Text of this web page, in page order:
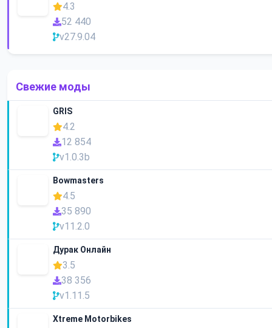
4.3
52 440
v27.9.04
Свежие моды
GRIS
4.2
12 854
v1.0.3b
Bowmasters
4.5
35 890
v11.2.0
Дурак Онлайн
3.5
38 356
v1.11.5
Xtreme Motorbikes